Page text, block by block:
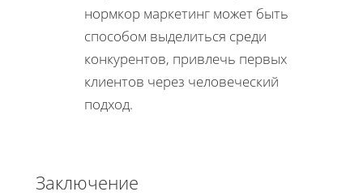
нормкор маркетинг может быть
способом выделиться среди
конкурентов, привлечь первых
клиентов через человеческий
подход.
Заключение